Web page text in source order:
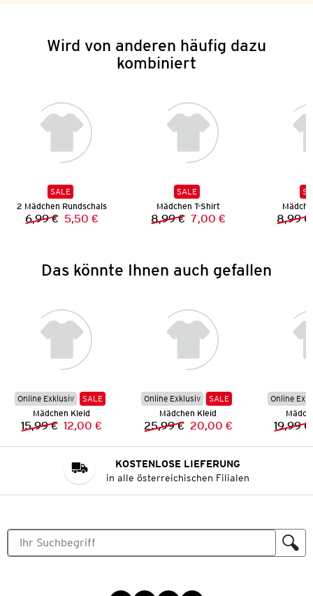
Wird von anderen häufig dazu
kombiniert
SALE
2 Mädchen Rundschals
Vorheriger Preis:
6,99 € Neuer Preis:
5,50 €
SALE
Mädchen T-Shirt
Vorheriger Preis:
8,99 € Neuer Preis:
7,00 € 8,99 €
Das könnte Ihnen auch gefallen
Online Exklusiv
SALE
Mädchen Kleid
Vorheriger Preis:
15,99 € Neuer Preis:
12,00 €
Online Exklusiv
SALE
Mädchen Kleid
Vorheriger Preis:
25,99 € Neuer Preis:
20,00 €
Online
19,99 €
KOSTENLOSE LIEFERUNG
in alle österreichischen Filialen